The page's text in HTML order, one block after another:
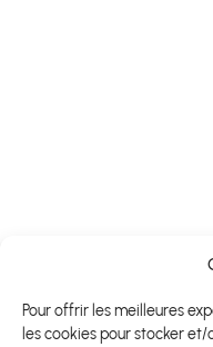
Pour offrir les meilleures
les cookies pour stocker